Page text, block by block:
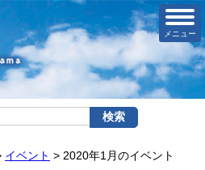
メニュー
イベント > 2020年1月のイベント